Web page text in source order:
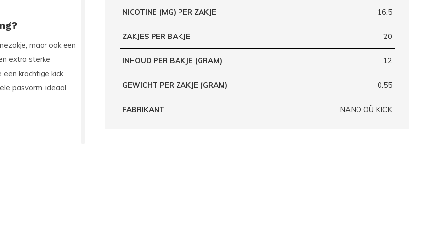
maar ook een
extra sterke
krachtige kick
pasvorm, ideaal
NICOTINE (MG) PER ZAKJE 16.5
ZAKJES PER BAKJE 20
INHOUD PER BAKJE (GRAM) 12
GEWICHT PER ZAKJE (GRAM) 0.55
FABRIKANT NANO OÜ KICK